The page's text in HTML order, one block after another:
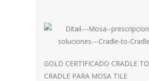
GOLD CERTIFICADO CRADLE TO
CRADLE PARA MOSA TILE